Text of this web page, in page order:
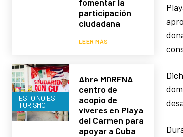
fomentar la
participación
ciudadana
LEER MÁS
ESTO NO ES
TURISMO
Abre MORENA
centro de
acopio de
víveres en Playa
del Carmen para
apoyar a Cuba